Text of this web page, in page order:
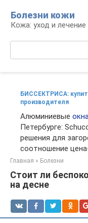
контенту
Болезни кожи
Кожа: уход и лечение
БИССЕКТРИСА:
производителя
Алюминиевые
Петербурге:
решения для
соотношение
Главная » Болезни
Стоит ли
на десне